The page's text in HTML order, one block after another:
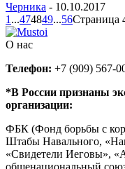
Черника - 10.10.2017
1 ...474849...56Страница
О нас
Телефон: +7 (909) 567-
*В России признаны
организации:
ФБК (Фонд борьбы с
Штабы Навального,
«Свидетели Иеговы»,